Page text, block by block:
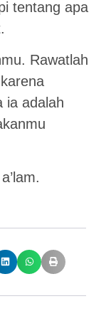
tentang apa
Rawatlah
ia adalah